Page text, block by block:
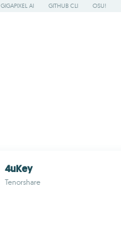
AI GITHUB CLI OSU!
4uKey
Tenorshare